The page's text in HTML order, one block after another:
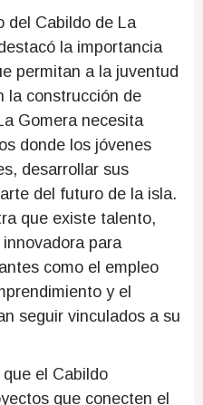
del Cabildo de La
la importancia
permitan a la juventud
la construcción de
Gomera necesita
donde los jóvenes
desarrollar sus
del futuro de la isla.
que existe talento,
para
como el empleo
y el
seguir vinculados a su
el Cabildo
que conecten el